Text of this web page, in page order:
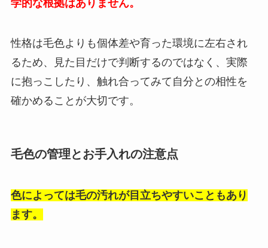
学的な根拠はありません。
性格は毛色よりも個体差や育った環境に左右され
るため、見た目だけで判断するのではなく、実際
に抱っこしたり、触れ合ってみて自分との相性を
確かめることが大切です。
毛色の管理とお手入れの注意点
色によっては毛の汚れが目立ちやすいこともあり
ます。